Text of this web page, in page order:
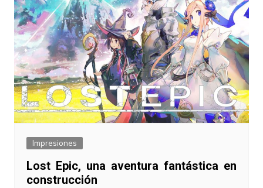
Impresiones
Lost Epic, una aventura fantástica en
construcción